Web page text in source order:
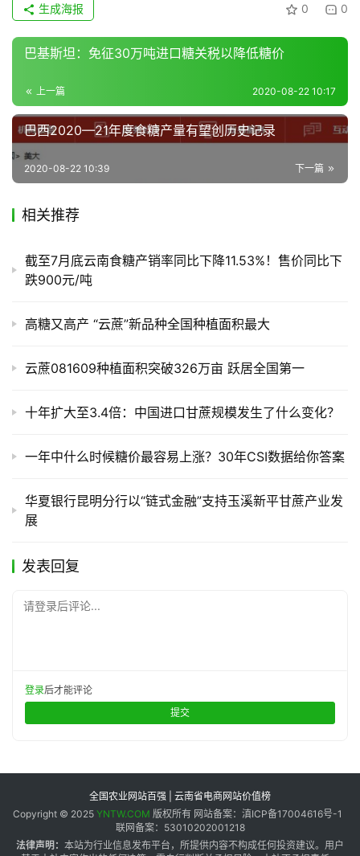
0 0
生成海报
巴基斯坦：免征30万吨进口糖关税以降低糖价
上一篇 2020-08-22 10:17
巴西2020—21年度食糖产量有望创历史记录
下一篇
2020-08-22 10:39
相关推荐
截至7月底云南食糖产销率同比下降11.53%！售价同比下
跌900元/吨
高糖又高产 “云蔗”新品种全国种植面积最大
云蔗081609种植面积突破326万亩 跃居全国第一
十年扩大至3.4倍：中国进口甘蔗规模发生了什么变化？
一年中什么时候糖价最容易上涨？30年CSI数据给你答案
华夏银行昆明分行以“链式金融”支持玉溪新平甘蔗产业发
展
发表回复
请登录后评论...
登录后才能评论
提交
全国农业网站百强 | 云南省电商网站价值榜
Copyright © 2025 YNTW.COM 版权所有 网站备案：滇ICP备17004616号-1
联网备案：53010202001218
法律声明： 本站为行业信息发布平台，所提供内容不构成任何投资建议。用户